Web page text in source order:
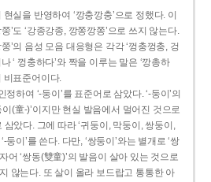
실을 반영하여 ‘깡충깡충’으로 정했다. 이
’도 ‘강종강종, 깡쫑깡쫑’으로 쓰지 않는다.
’의 음성 모음 대응형은 각각 ‘껑충껑충, 겅
‘ 껑충하다’와 짝을 이루는 말은 ‘깡총하
비표준어이다.
하여 ‘-둥이’를 표준어로 삼았다. ‘-둥이’의
이(童-)’이지만 현실 발음에서 멀어진 것으로
삼았다. 그에 따라 ‘귀둥이, 막둥이, 쌍둥이,
둥이’를 쓴다. 다만, ‘쌍둥이’와는 별개로 ‘쌍
어 ‘쌍동(雙童)’의 발음이 살아 있는 것으로
않는다. 또 살이 올라 보드랍고 통통한 아